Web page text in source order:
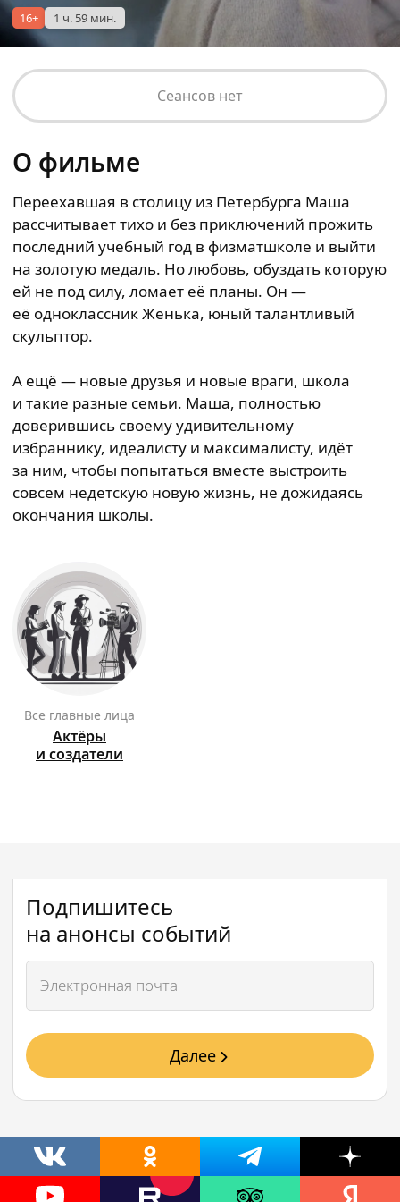
16+ 1 ч. 59 мин.
Сеансов нет
О фильме
Переехавшая в столицу из Петербурга Маша
рассчитывает тихо и без приключений прожить
последний учебный год в физматшколе и выйти
на золотую медаль. Но любовь, обуздать которую
ей не под силу, ломает её планы. Он —
её одноклассник Женька, юный талантливый
скульптор.
А ещё — новые друзья и новые враги, школа
и такие разные семьи. Маша, полностью
доверившись своему удивительному
избраннику, идеалисту и максималисту, идёт
за ним, чтобы попытаться вместе выстроить
совсем недетскую новую жизнь, не дожидаясь
окончания школы.
Все главные лица
Актёры
и создатели
Подпишитесь
на анонсы событий
Далее